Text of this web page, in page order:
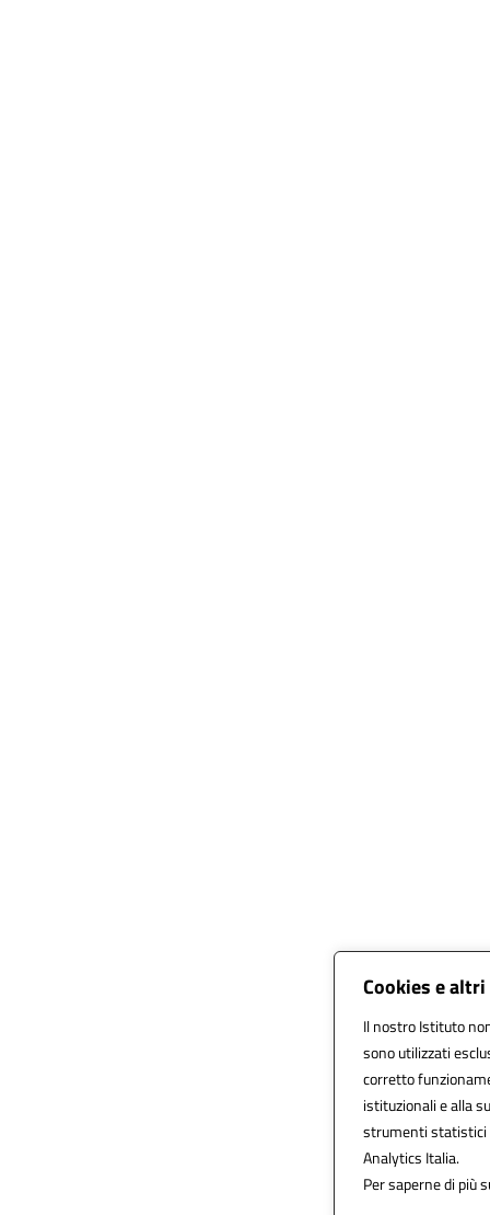
Cookies e
Il nostro Istituto
sono utilizzati
corretto
istituzionali e alla
strumenti statistici
Analytics Italia.
Per saperne di più